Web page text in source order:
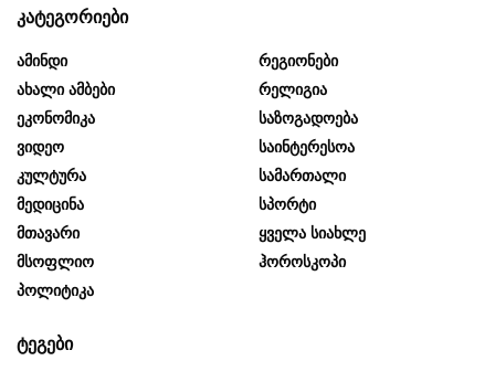
კატეგორიები
Ამინდი
Ახალი Ამბები
Ეკონომიკა
Ვიდეო
Კულტურა
Მედიცინა
Მთავარი
Მსოფლიო
Პოლიტიკა
Რეგიონები
Რელიგია
Საზოგადოება
Საინტერესოა
Სამართალი
Სპორტი
Ყველა Სიახლე
Ჰოროსკოპი
ტეგები